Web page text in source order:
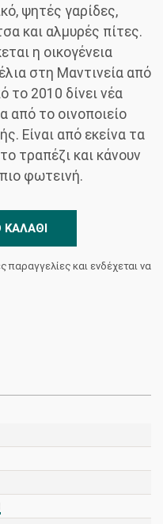
ψητές γαρίδες,
και αλμυρές πίτες.
η οικογένεια
στη Μαντινεία από
το 2010 δίνει νέα
το οινοποιείο
Είναι από εκείνα τα
τραπέζι και κάνουν
φωτεινή.
παραγγελίες και ενδέχεται να